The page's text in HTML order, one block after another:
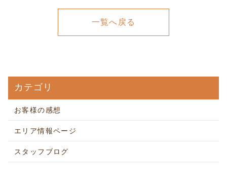
一覧へ戻る
カテゴリ
お客様の感想
エリア情報ページ
スタッフブログ